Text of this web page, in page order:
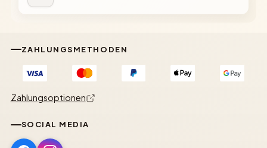
ZAHLUNGSMETHODEN
Zahlungsoptionen
SOCIAL MEDIA